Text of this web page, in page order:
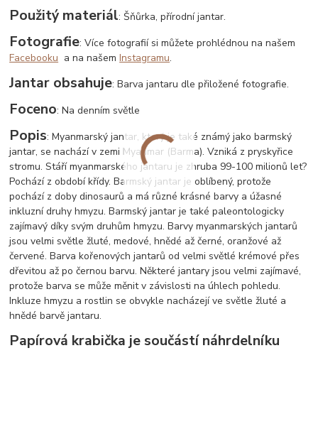
Použitý materiál: Šňůrka, přírodní jantar.
Fotografie: Více fotografií si můžete prohlédnou na našem
Facebooku a na našemInstagramu.
Jantar obsahuje: Barva jantaru dle přiložené fotografie.
Foceno: Na denním světle
Popis: Myanmarský jantar, který je také známý jako barmský
jantar, se nachází v zemi Myanmar (Barma). Vzniká z pryskyřice
stromu. Stáří myanmarského jantaru je zhruba 99-100 milionů let?
Pochází z období křídy. Barmský jantar je oblíbený, protože
pochází z doby dinosaurů a má různé krásné barvy a úžasné
inkluzní druhy hmyzu. Barmský jantar je také paleontologicky
zajímavý díky svým druhům hmyzu. Barvy myanmarských jantarů
jsou velmi světle žluté, medové, hnědé až černé, oranžové až
červené. Barva kořenových jantarů od velmi světlé krémové přes
dřevitou až po černou barvu. Některé jantary jsou velmi zajímavé,
protože barva se může měnit v závislosti na úhlech pohledu.
Inkluze hmyzu a rostlin se obvykle nacházejí ve světle žluté a
hnědé barvě jantaru.
Papírová krabička je součástí náhrdelníku